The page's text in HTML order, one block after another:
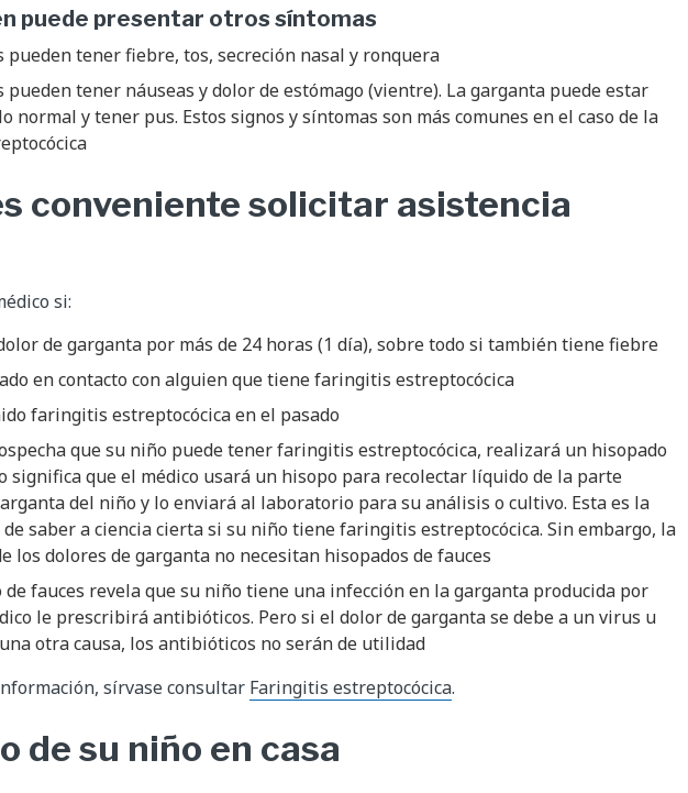
puede presentar otros síntomas
pueden tener fiebre, tos, secreción nasal y ronquera
pueden tener náuseas y dolor de estómago (vientre). La garganta puede estar
normal y tener pus. Estos signos y síntomas son más comunes en el caso de la
conveniente solicitar asistencia
si:
de garganta por más de 24 horas (1 día), sobre todo si también tiene fiebre
en contacto con alguien que tiene faringitis estreptocócica
faringitis estreptocócica en el pasado
que su niño puede tener faringitis estreptocócica, realizará un hisopado
significa que el médico usará un hisopo para recolectar líquido de la parte
del niño y lo enviará al laboratorio para su análisis o cultivo. Esta es la
saber a ciencia cierta si su niño tiene faringitis estreptocócica. Sin embargo, la
los dolores de garganta no necesitan hisopados de fauces
de fauces revela que su niño tiene una infección en la garganta producida por
le prescribirá antibióticos. Pero si el dolor de garganta se debe a un virus u
otra causa, los antibióticos no serán de utilidad
sírvase consultar Faringitis estreptocócica.
de su niño en casa